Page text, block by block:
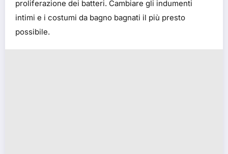
proliferazione dei batteri. Cambiare gli indumenti
intimi e i costumi da bagno bagnati il più presto
possibile.